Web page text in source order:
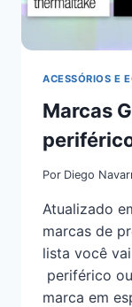
ACESSÓRIOS E
Marcas
Por Diego
Atualizado
marcas de
lista você
periférico
marca em